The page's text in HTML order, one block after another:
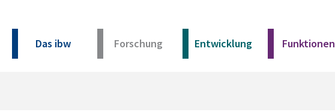
Das ibw Forschung Entwicklung Funktionen